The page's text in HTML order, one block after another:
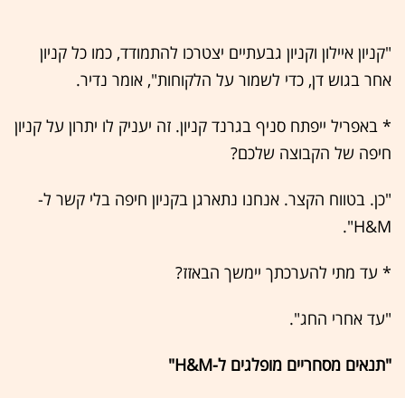
"קניון איילון וקניון גבעתיים יצטרכו להתמודד, כמו כל קניון
אחר בגוש דן, כדי לשמור על הלקוחות", אומר נדיר.
* באפריל ייפתח סניף בגרנד קניון. זה יעניק לו יתרון על קניון
חיפה של הקבוצה שלכם?
"כן. בטווח הקצר. אנחנו נתארגן בקניון חיפה בלי קשר ל-
H&M".
* עד מתי להערכתך יימשך הבאזז?
"עד אחרי החג".
"תנאים מסחריים מופלגים ל-H&M"